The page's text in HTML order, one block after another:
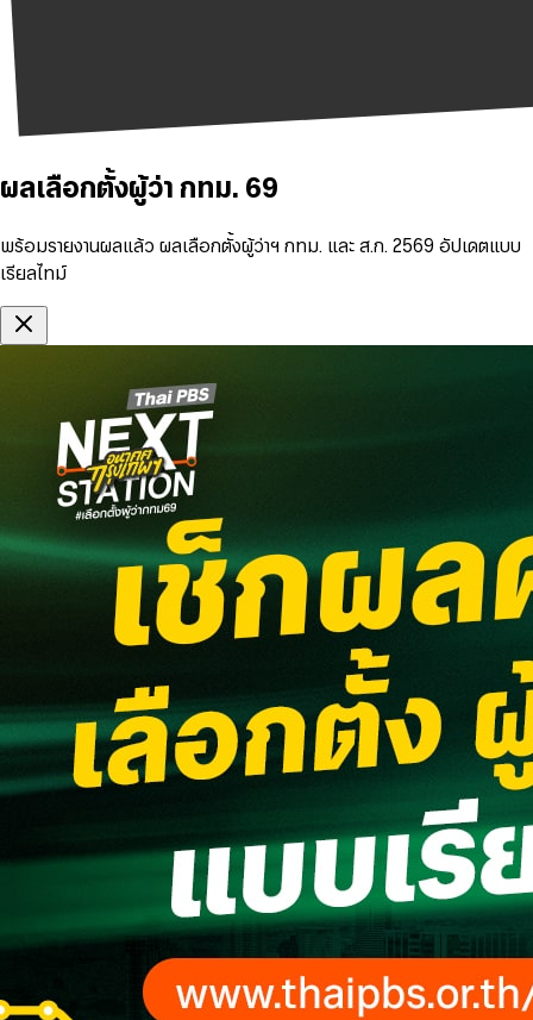
ผลเลือกตั้งผู้ว่า กทม. 69
พร้อมรายงานผลแล้ว ผลเลือกตั้งผู้ว่าฯ กทม. และ ส.ก. 2569 อัปเดตแบบ
เรียลไทม์